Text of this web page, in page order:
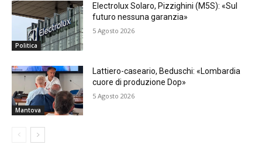
Politica
Electrolux Solaro, Pizzighini (M5S): «Sul
futuro nessuna garanzia»
5 Agosto 2026
Mantova
Lattiero-caseario, Beduschi: «Lombardia
cuore di produzione Dop»
5 Agosto 2026